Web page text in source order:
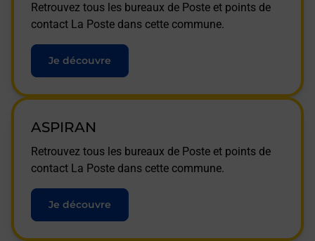
Retrouvez tous les bureaux de Poste et points de
contact La Poste dans cette commune.
Je découvre
ASPIRAN
Retrouvez tous les bureaux de Poste et points de
contact La Poste dans cette commune.
Je découvre